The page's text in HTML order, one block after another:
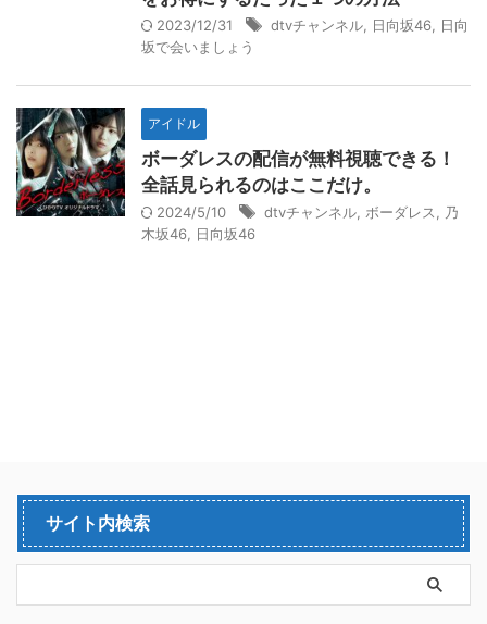
2023/12/31 dtvチャンネル 日向坂46
日向
坂で会いましょう
アイドル
ボーダレスの配信が無料視聴できる！
全話見られるのはここだけ。
2024/5/10 dtvチャンネル ボーダレス
乃
木坂46
日向坂46
サイト内検索